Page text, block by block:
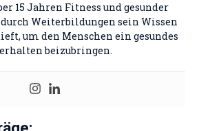
15 Jahren Fitness und gesunder
Weiterbildungen sein Wissen
um den Menschen ein gesundes
beizubringen.